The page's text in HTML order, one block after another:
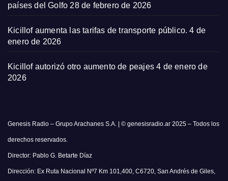
países del Golfo 28 de febrero de 2026
Kicillof aumenta las tarifas de transporte público. 4 de
enero de 2026
Kicillof autorizó otro aumento de peajes 4 de enero de
2026
Genesis Radio – Grupo Arachanes S.A. | © genesisradio.ar 2025 – Todos los
derechos reservados.
Director: Pablo G. Betarte Díaz
Dirección: Ex Ruta Nacional Nº7 Km 101,400, C6720, San Andrés de Giles,